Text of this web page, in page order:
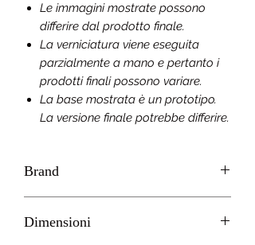
Le immagini mostrate possono
differire dal prodotto finale.
La verniciatura viene eseguita
parzialmente a mano e pertanto i
prodotti finali possono variare.
La base mostrata è un prototipo.
La versione finale potrebbe differire.
Brand
Dimensioni